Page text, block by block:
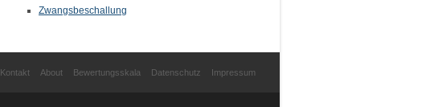
Zwangsbeschallung
Kontakt About Bewertungsskala Datenschutz Impressum